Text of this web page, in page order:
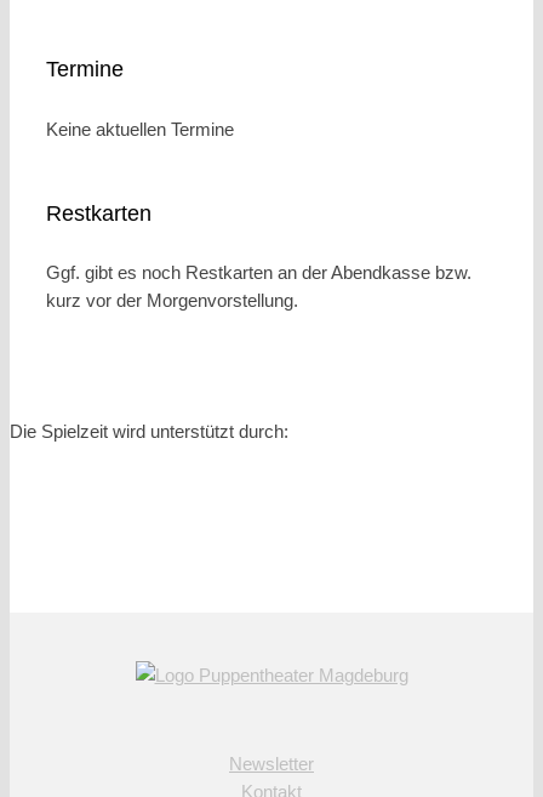
Termine
Keine aktuellen Termine
Restkarten
Ggf. gibt es noch Restkarten an der Abendkasse bzw.
kurz vor der Morgenvorstellung.
Die Spielzeit wird unterstützt durch:
Newsletter
Kontakt